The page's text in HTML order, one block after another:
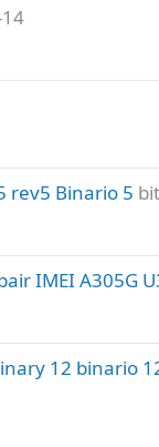
rev5 Binario 5
IMEI A305G
12 binario